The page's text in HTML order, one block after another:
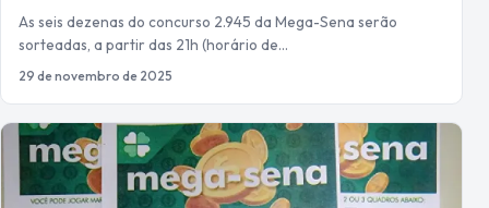
As seis dezenas do concurso 2.945 da Mega-Sena serão
sorteadas, a partir das 21h (horário de…
29 de novembro de 2025